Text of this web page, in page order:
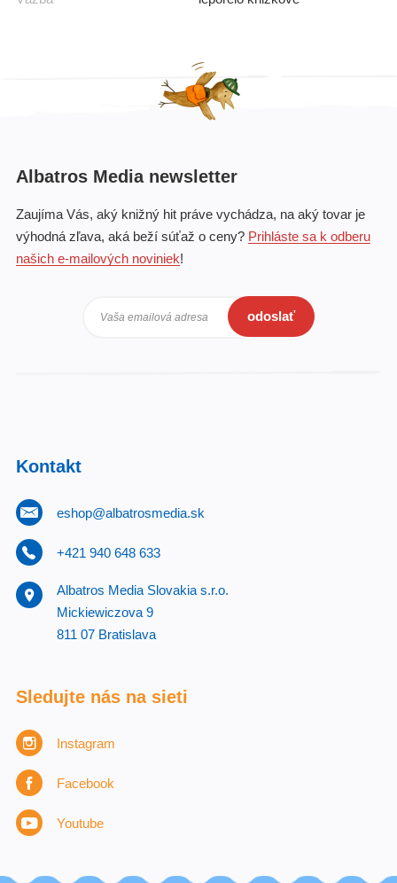
Albatros Media newsletter
Zaujíma Vás, aký knižný hit práve vychádza, na aký tovar je
výhodná zľava, aká beží súťaž o ceny? Prihláste sa k odberu
našich e-mailových noviniek!
Vaša emailová adresa odoslať
Kontakt
eshop@albatrosmedia.sk
+421 940 648 633
Albatros Media Slovakia s.r.o.
Mickiewiczova 9
811 07 Bratislava
Sledujte nás na sieti
Instagram
Facebook
Youtube